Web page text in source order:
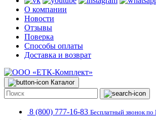
О компании
Новости
Отзывы
Поверка
Способы оплаты
Доставка и возврат
Каталог
8 (800) 777-16-83 Бесплатный звонок по